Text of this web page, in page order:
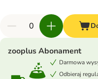
zooplus Abonament
Darmowa
Odbieraj